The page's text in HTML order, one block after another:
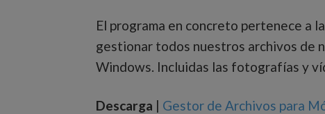
El programa en concreto pertenece a
gestionar todos nuestros archivos de
Windows. Incluidas las fotografías y
Descarga | Gestor de Archivos para